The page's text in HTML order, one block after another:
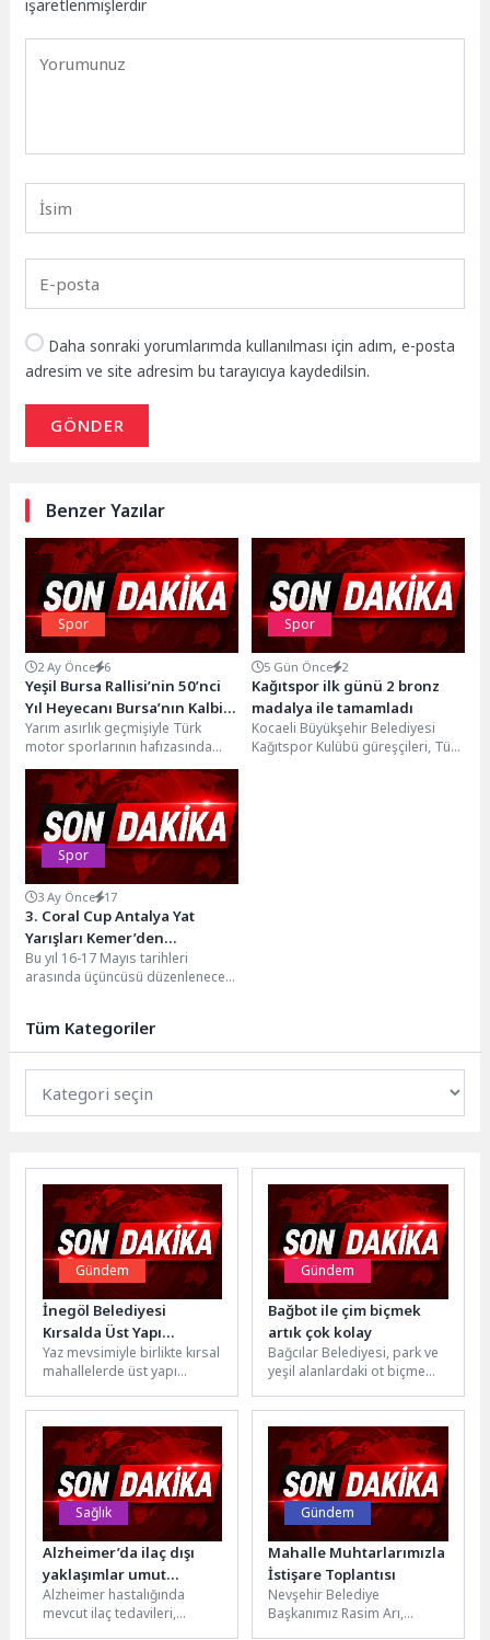
işaretlenmişlerdir
Daha sonraki yorumlarımda kullanılması için adım, e-posta
adresim ve site adresim bu tarayıcıya kaydedilsin.
GÖNDER
Benzer Yazılar
Spor
2 Ay Önce 6
Yeşil Bursa Rallisi’nin 50’nci
Yıl Heyecanı Bursa’nın Kalbi
Osmangazi’de Yaşanacak
Yarım asırlık geçmişiyle Türk
motor sporlarının hafızasında
özel bir yere sahip olan Yeşil
Bursa Rallisi,...
Spor
5 Gün Önce 2
Kağıtspor ilk günü 2 bronz
madalya ile tamamladı
Kocaeli Büyükşehir Belediyesi
Kağıtspor Kulübü güreşçileri, Türk
Spor
3 Ay Önce 17
3. Coral Cup Antalya Yat
Yarışları Kemer’den
başlayacak
Bu yıl 16-17 Mayıs tarihleri
arasında üçüncüsü düzenlenecek
Tüm Kategoriler
Gündem
İnegöl Belediyesi
Kırsalda Üst Yapı
Hamlesini Sürdürüyor
Yaz mevsimiyle birlikte kırsal
mahallelerde üst yapı
İnegöl Belediyesi, Akıncılar
Mahallesinde 3...
Gündem
Bağbot ile çim biçmek
artık çok kolay
Bağcılar Belediyesi, park ve
yeşil alanlardaki ot biçme
kumandalı, paletli
robotlarla...
Sağlık
Alzheimer’da ilaç dışı
yaklaşımlar umut
vadediyor!
Alzheimer hastalığında
mevcut ilaç tedavileri,
Gündem
Mahalle Muhtarlarımızla
İstişare Toplantısı
Nevşehir Belediye
Başkanımız Rasim Arı,